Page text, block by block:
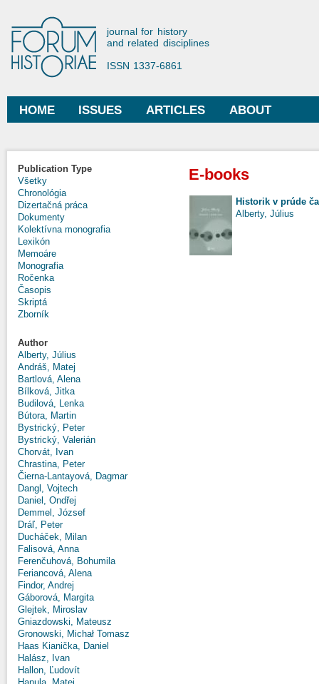
Forum Historiae
journal for history
and related disciplines
ISSN 1337-6861
Main menu
HOME ISSUES ARTICLES ABOUT
Publication Type
Všetky
Chronológia
Dizertačná práca
Dokumenty
Kolektívna monografia
Lexikón
Memoáre
Monografia
Ročenka
Časopis
Skriptá
Zborník
Author
Alberty, Július
Andráš, Matej
Bartlová, Alena
Bílková, Jitka
Budilová, Lenka
Bútora, Martin
Bystrický, Peter
Bystrický, Valerián
Chorvát, Ivan
Chrastina, Peter
Čierna-Lantayová, Dagmar
Dangl, Vojtech
Daniel, Ondřej
Demmel, József
Dráľ, Peter
Ducháček, Milan
Falisová, Anna
Ferenčuhová, Bohumila
Feriancová, Alena
Findor, Andrej
Gáborová, Margita
Glejtek, Miroslav
Gniazdowski, Mateusz
Gronowski, Michał Tomasz
Haas Kianička, Daniel
Halász, Ivan
Hallon, Ľudovít
E-books
Historik v prúde
Alberty, Július